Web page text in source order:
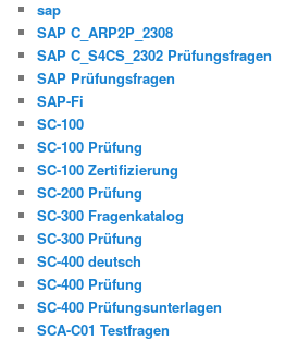
sap
SAP C_ARP2P_2308
SAP C_S4CS_2302 Prüfungsfragen
SAP Prüfungsfragen
SAP-Fi
SC-100
SC-100 Prüfung
SC-100 Zertifizierung
SC-200 Prüfung
SC-300 Fragenkatalog
SC-300 Prüfung
SC-400 deutsch
SC-400 Prüfung
SC-400 Prüfungsunterlagen
SCA-C01 Testfragen